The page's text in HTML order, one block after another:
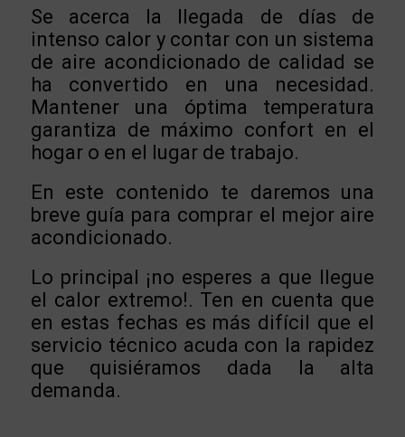
Se acerca la llegada de días de
intenso calor y contar con un sistema
de aire acondicionado de calidad se
ha convertido en una necesidad.
Mantener una óptima temperatura
garantiza de máximo confort en el
hogar o en el lugar de trabajo.
En este contenido te daremos una
breve guía para comprar el mejor aire
acondicionado.
Lo principal ¡no esperes a que llegue
el calor extremo!. Ten en cuenta que
en estas fechas es más difícil que el
servicio técnico acuda con la rapidez
que quisiéramos dada la alta
demanda.